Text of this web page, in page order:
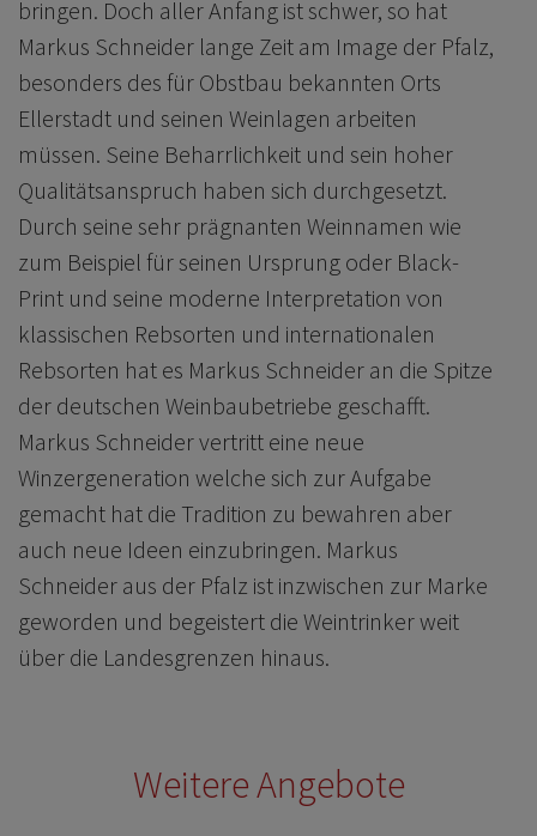
bringen. Doch aller Anfang ist schwer, so hat
Markus Schneider lange Zeit am Image der Pfalz,
besonders des für Obstbau bekannten Orts
Ellerstadt und seinen Weinlagen arbeiten
müssen. Seine Beharrlichkeit und sein hoher
Qualitätsanspruch haben sich durchgesetzt.
Durch seine sehr prägnanten Weinnamen wie
zum Beispiel für seinen Ursprung oder Black-
Print und seine moderne Interpretation von
klassischen Rebsorten und internationalen
Rebsorten hat es Markus Schneider an die Spitze
der deutschen Weinbaubetriebe geschafft.
Markus Schneider vertritt eine neue
Winzergeneration welche sich zur Aufgabe
gemacht hat die Tradition zu bewahren aber
auch neue Ideen einzubringen. Markus
Schneider aus der Pfalz ist inzwischen zur Marke
geworden und begeistert die Weintrinker weit
über die Landesgrenzen hinaus.
Weitere Angebote